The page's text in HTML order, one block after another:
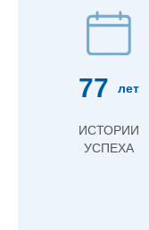
77 лет
ИСТОРИИ
УСПЕХА